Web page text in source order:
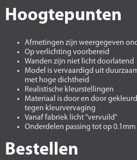
Hoogtepunten
Afmetingen zijn weergegeven
Op verlichting voorbereid
Wanden zijn niet licht doorlatend
Model is vervaardigd uit
met hoge dichtheid
Realistische kleurstellingen
Materiaal is door en door
tegen kleurvervaging
Vanaf fabriek licht "vervuild"
Onderdelen passing tot op
Bestellen